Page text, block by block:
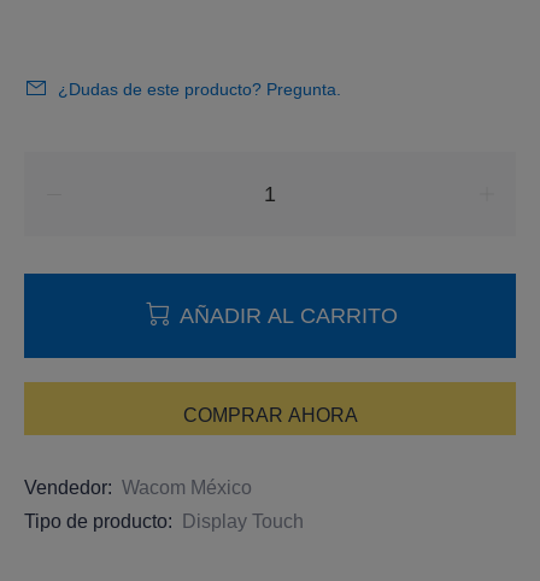
¿Dudas de este producto? Pregunta.
AÑADIR AL CARRITO
COMPRAR AHORA
Vendedor: Wacom México
Tipo de producto:
Display Touch